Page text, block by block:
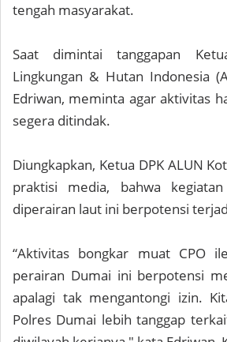
tengah masyarakat.
Saat dimintai tanggapan
Lingkungan & Hutan Indonesia
Edriwan, meminta agar aktivitas
segera ditindak.
Diungkapkan, Ketua DPK ALUN
praktisi media, bahwa
diperairan laut ini berpotensi
“Aktivitas bongkar muat CPO
perairan Dumai ini berpotensi
apalagi tak mengantongi izin.
Polres Dumai lebih tanggap